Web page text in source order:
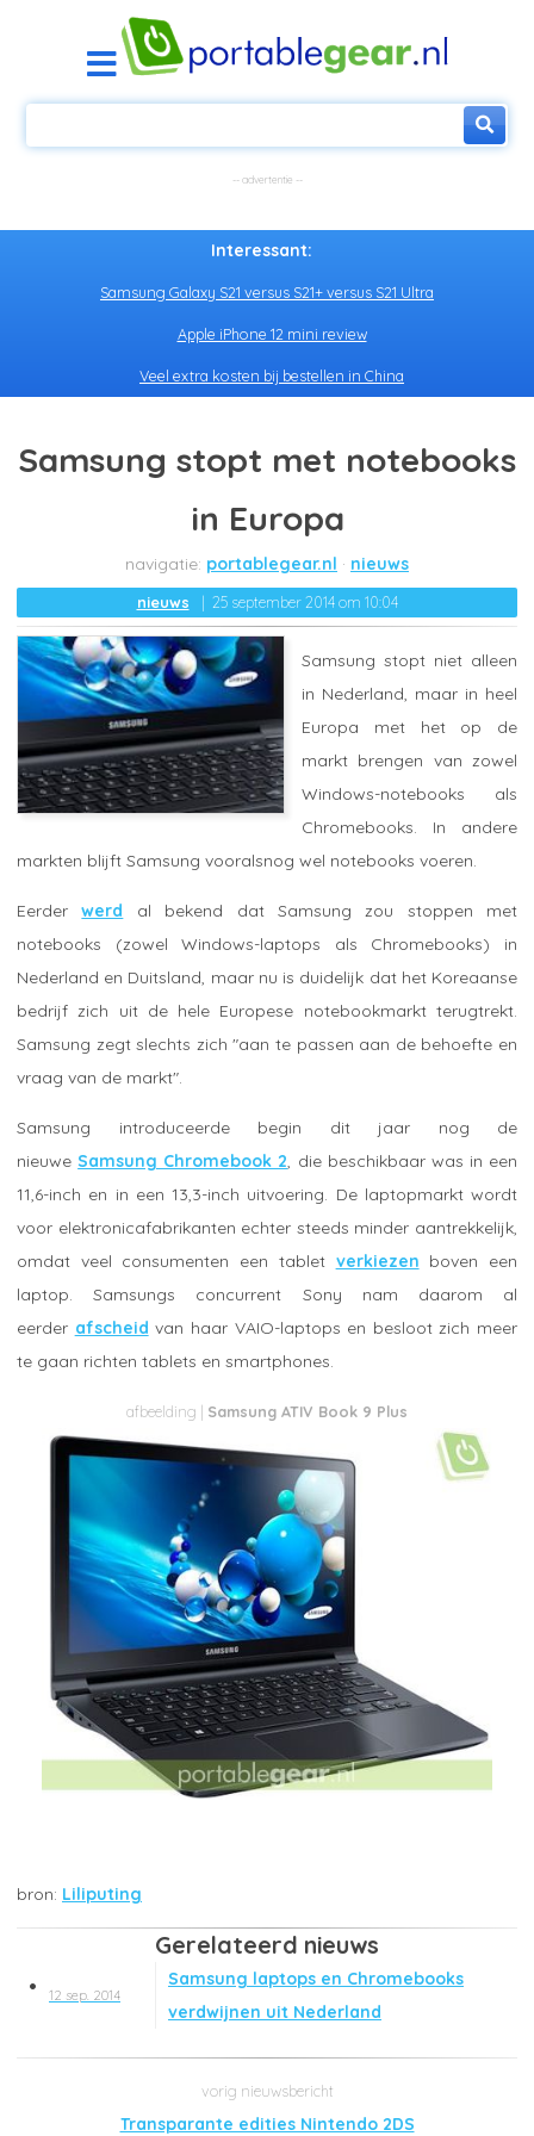
Interessant:
Samsung Galaxy S21 versus S21+ versus S21 Ultra
Apple iPhone 12 mini review
Veel extra kosten bij bestellen in China
Samsung stopt met notebooks
in Europa
portablegear.nl nieuws
nieuws 25 september 2014 om 10:04
Samsung stopt niet alleen
in Nederland, maar in heel
Europa met het op de
markt brengen van zowel
Windows-notebooks als
Chromebooks. In andere
markten blijft Samsung vooralsnog wel notebooks voeren.
Eerderwerd al bekend dat Samsung zou stoppen met
notebooks (zowel Windows-laptops als Chromebooks) in
Nederland en Duitsland, maar nu is duidelijk dat het Koreaanse
bedrijf zich uit de hele Europese notebookmarkt terugtrekt.
Samsung zegt slechts zich "aan te passen aan de behoefte en
vraag van de markt".
Samsung introduceerde begin dit jaar nog de
nieuweSamsung Chromebook 2 , die beschikbaar was in een
11,6-inch en in een 13,3-inch uitvoering. De laptopmarkt wordt
voor elektronicafabrikanten echter steeds minder aantrekkelijk,
omdat veel consumenten een tablet verkiezen boven een
laptop. Samsungs concurrent Sony nam daarom al
eerder afscheid van haar VAIO-laptops en besloot zich meer
te gaan richten tablets en smartphones.
Samsung ATIV Book 9 Plus
Liliputing
Gerelateerd nieuws
12 sep. 2014
Samsung laptops en Chromebooks
verdwijnen uit Nederland
Transparante edities Nintendo 2DS